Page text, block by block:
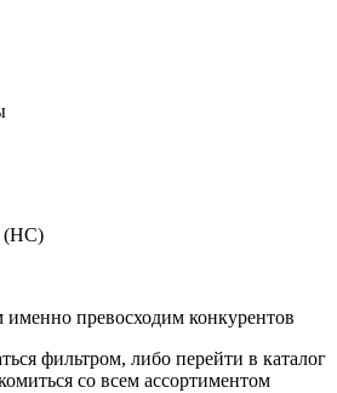
(НС)
превосходим конкурентов
фильтром, либо перейти в каталог
со всем ассортиментом